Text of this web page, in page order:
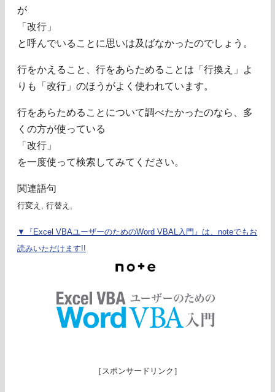
が
「改行」
と呼んでいることに思いは及ばなかったのでしょう。
行をかえること、行をあらためることは「行換え」よ
りも「改行」のほうがよく使われています。
行をあらためることについて調べたかったのなら、多
くの方が使っている
「改行」
を一度使って検索してみてください。
関連語句
行変え, 行替え,
▼『Excel VBAユーザーのためのWord VBAL入門』は、noteでもお
読みいただけます!!
［スポンサードリンク］